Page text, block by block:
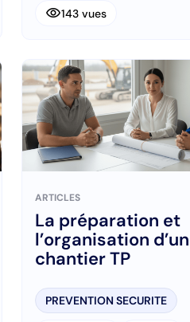
visibility143 vues
ARTICLES
La préparation et
l’organisation d’un
chantier TP
PREVENTION SECURITE